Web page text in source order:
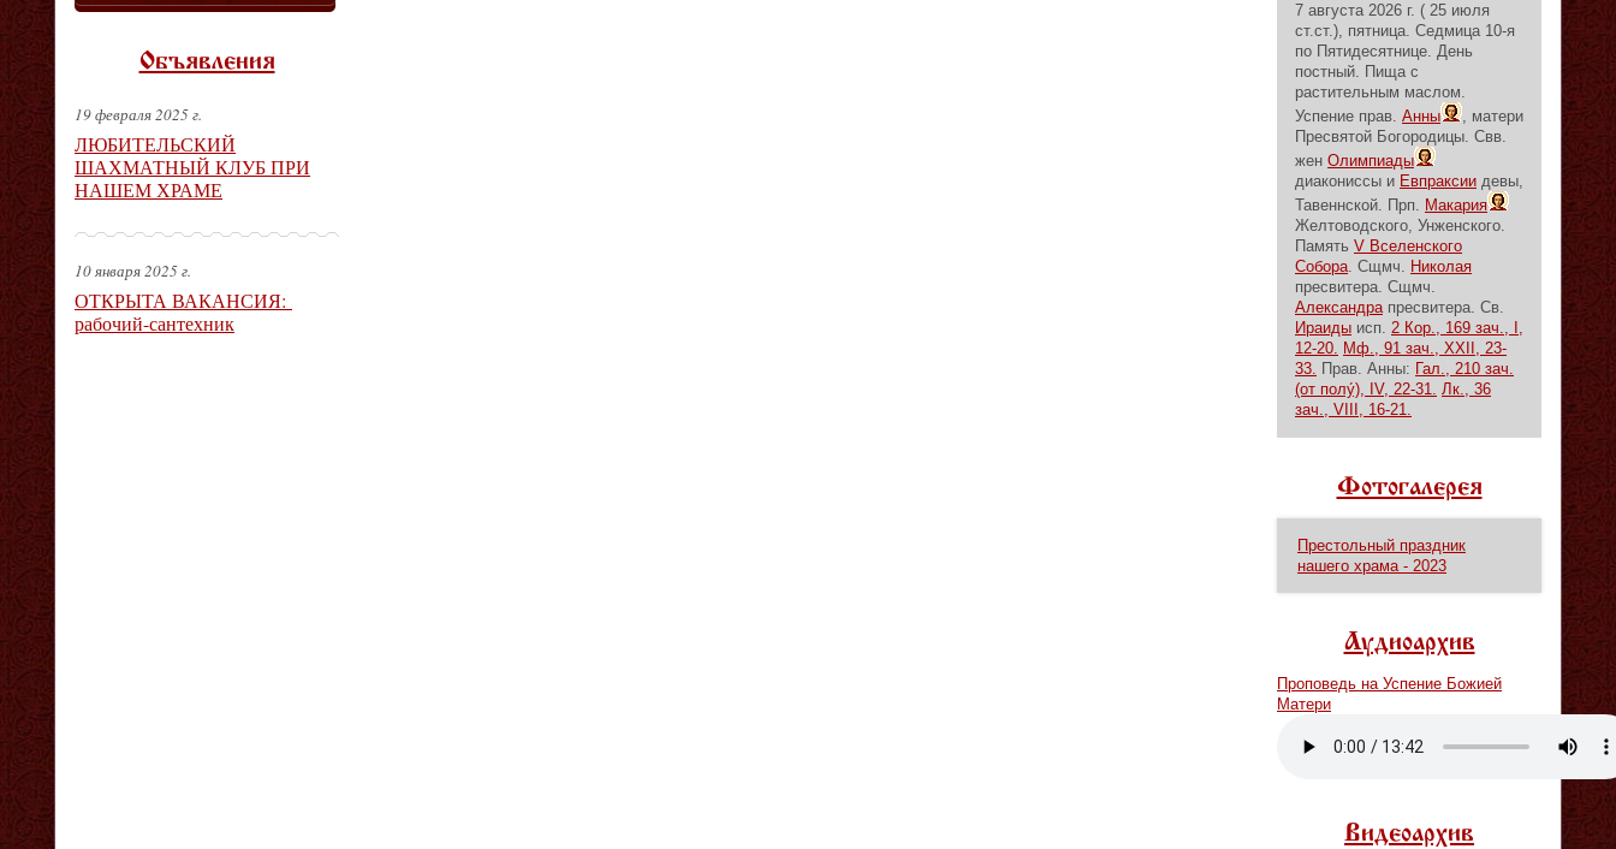
Объявления
19 февраля 2025 г.
ЛЮБИТЕЛЬСКИЙ
ШАХМАТНЫЙ КЛУБ ПРИ
НАШЕМ ХРАМЕ
10 января 2025 г.
ОТКРЫТА ВАКАНСИЯ:
рабочий-сантехник
7 августа 2026 г. ( 25 июля
ст.ст.), пятница. Седмица 10-я
по Пятидесятнице. День
постный. Пища с
растительным маслом.
Успение прав. Анны
, матери
Пресвятой Богородицы. Свв.
жен Олимпиады
диакониссы и Евпраксии девы,
Тавеннской. Прп. Макария
Желтоводского, Унженского.
Память V Вселенского
Собора. Сщмч. Николая
пресвитера. Сщмч.
Александрапресвитера. Св.
Ираиды исп. 2 Кор., 169 зач., I,
12-20. Мф., 91 зач., XXII, 23-
33. Прав. Анны: Гал., 210 зач.
(от полу́), IV, 22-31. Лк., 36
зач., VIII, 16-21.
Фотогалерея
Престольный праздник
нашего храма - 2023
Аудиоархив
Проповедь на Успение Божией
Матери
Видеоархив